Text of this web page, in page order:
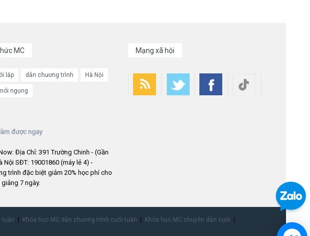
MC
lắp dẫn chương trình Hà Nội
nói ngọng
Mạng xã hội
được ngay
Địa Chỉ: 391 Trường Chinh - (Gần
Nội SĐT: 19001860 (máy lẻ 4) -
trình đặc biệt giảm 20% học phí cho
7 ngày.
tuần Khóa học MC dẫn chương trình cuối tuần
Khóa học MC chuyên dẫn cưới